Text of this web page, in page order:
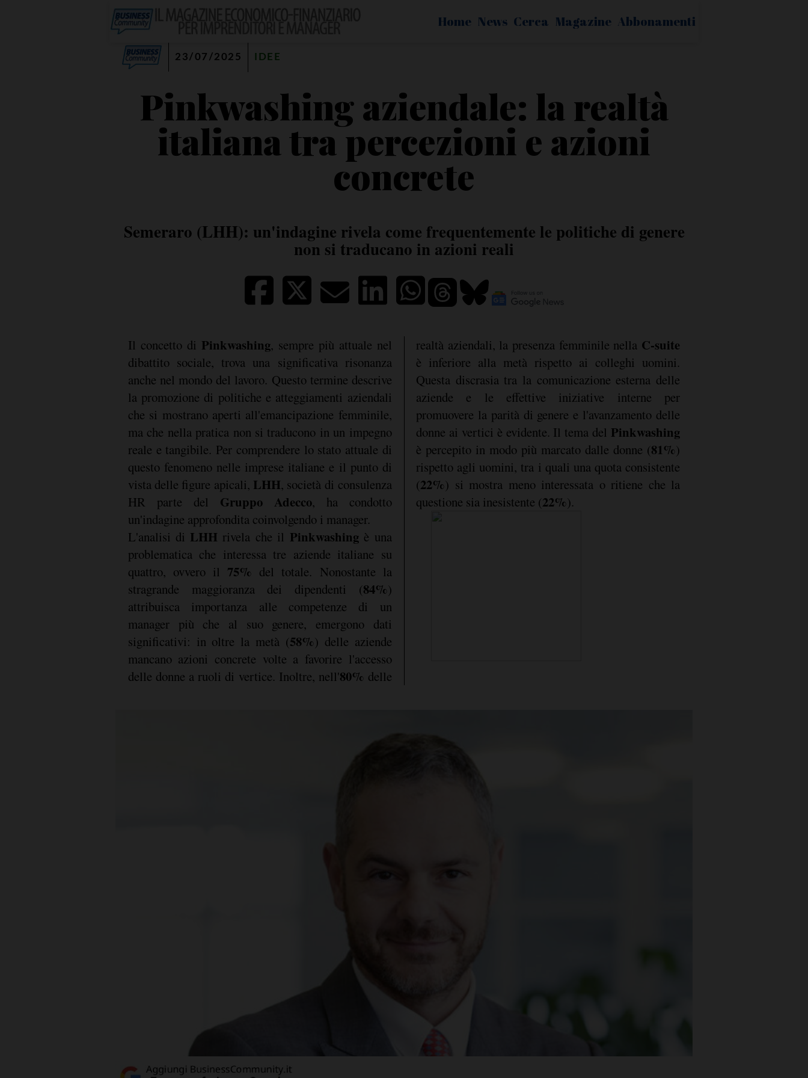
Home News Cerca Magazine Abbonamenti
23/07/2025 IDEE
Pinkwashing aziendale: la realtà
italiana tra percezioni e azioni
concrete
Semeraro (LHH): un'indagine rivela come frequentemente le politiche di genere
non si traducano in azioni reali
Il concetto di Pinkwashing, sempre più attuale nel
dibattito sociale, trova una significativa risonanza
anche nel mondo del lavoro. Questo termine descrive
la promozione di politiche e atteggiamenti aziendali
che si mostrano aperti all'emancipazione femminile,
ma che nella pratica non si traducono in un impegno
reale e tangibile. Per comprendere lo stato attuale di
questo fenomeno nelle imprese italiane e il punto di
vista delle figure apicali, LHH, società di consulenza
HR parte del Gruppo Adecco, ha condotto
un'indagine approfondita coinvolgendo i manager.
L'analisi di LHH rivela che il Pinkwashingè una
problematica che interessa tre aziende italiane su
quattro, ovvero il 75% del totale. Nonostante la
stragrande maggioranza dei dipendenti (84%)
attribuisca importanza alle competenze di un
manager più che al suo genere, emergono dati
significativi: in oltre la metà (58%) delle aziende
mancano azioni concrete volte a favorire l'accesso
delle donne a ruoli di vertice. Inoltre, nell'80% delle
realtà aziendali, la presenza femminile nella C-suite
è inferiore alla metà rispetto ai colleghi uomini.
Questa discrasia tra la comunicazione esterna delle
aziende e le effettive iniziative interne per
promuovere la parità di genere e l'avanzamento delle
donne ai vertici è evidente. Il tema del Pinkwashing
è percepito in modo più marcato dalle donne (81%)
rispetto agli uomini, tra i quali una quota consistente
(22%) si mostra meno interessata o ritiene che la
questione sia inesistente (22%).